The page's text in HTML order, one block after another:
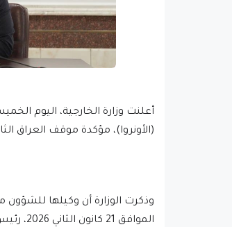
أعلنت وزارة الخارجية، اليوم
(الأونروا)، مؤكدة موقف العراق
وذكرت الوزارة أن وكيلها